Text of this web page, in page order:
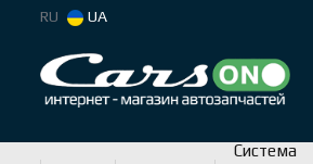
RU UA
Система